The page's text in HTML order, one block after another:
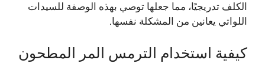
الكلف تدريجيًا، مما جعلها توصي بهذه الوصفة للسيدات
اللواتي يعانين من المشكلة نفسها.
كيفية استخدام الترمس المر المطحون